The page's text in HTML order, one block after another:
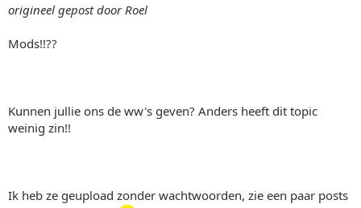
origineel gepost door Roel
Mods!!??
Kunnen jullie ons de ww's geven? Anders heeft dit topic
weinig zin!!
Ik heb ze geupload zonder wachtwoorden, zie een paar posts